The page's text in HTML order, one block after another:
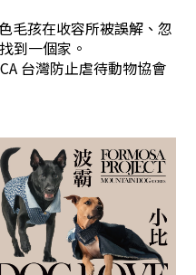
毛孩在收容所被誤解、忽
到一個家。
台灣防止虐待動物協會